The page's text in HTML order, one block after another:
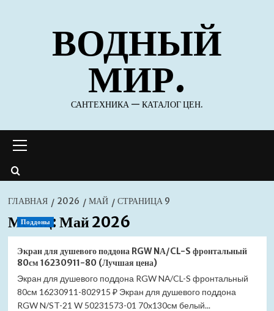
содержимомуВОДНЫЙ
МИР.
САНТЕХНИКА — КАТАЛОГ ЦЕН.
меню
ГЛАВНАЯ 2026 МАЙ СТРАНИЦА 9
Месяц:Май 2026
Поддоны
Экран для душевого поддона RGW NА/CL-S фронтальный
80см 16230911-80 (Лучшая цена)
Экран для душевого поддона RGW NА/CL-S фронтальный
80см 16230911-802915 ₽ Экран для душевого поддона
RGW N/ST-21 W 50231573-01 70x130см белый...